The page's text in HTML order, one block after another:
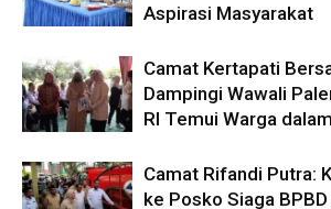
Aspirasi Masyarakat
Camat Kertapati
Dampingi Wawali
RI Temui Warga
Camat Rifandi Putra:
ke Posko Siaga